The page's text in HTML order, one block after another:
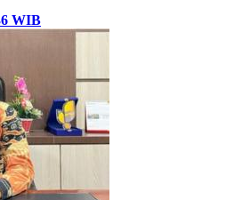
WIB